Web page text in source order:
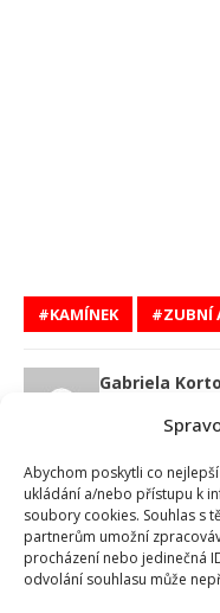
Abychom poskytli co
ukládání a/nebo přístupu k
soubory cookies. Souhlas s
partnerům umožní
procházení nebo jedinečná
odvolání souhlasu může
KAMÍNEK ZUBNÍ
Gabriela
SOUVISEJÍCÍ ČLÁNKY